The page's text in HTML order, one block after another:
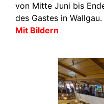
von Mitte Juni bis
des Gastes in
Mit Bildern